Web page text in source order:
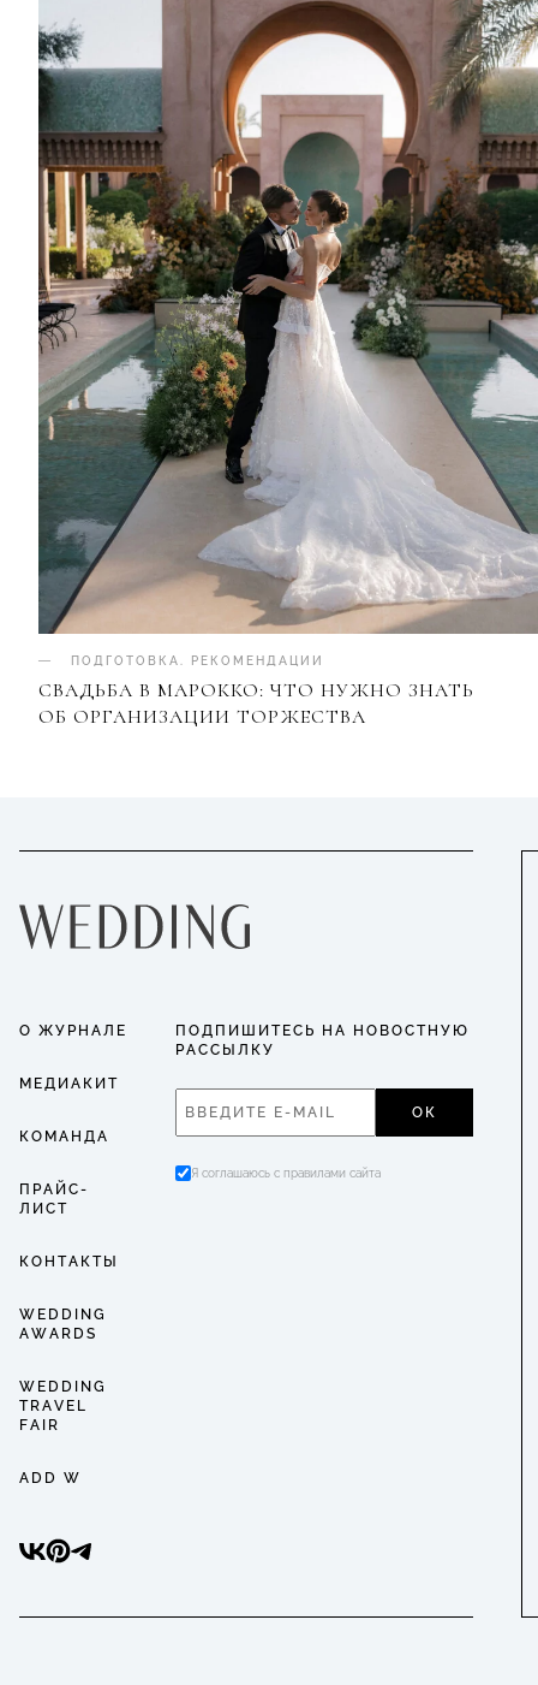
ПОДГОТОВКА. РЕКОМЕНДАЦИИ
СВАДЬБА В МАРОККО: ЧТО НУЖНО ЗНАТЬ
ОБ ОРГАНИЗАЦИИ ТОРЖЕСТВА
О ЖУРНАЛЕ
МЕДИАКИТ
КОМАНДА
ПРАЙС-
ЛИСТ
КОНТАКТЫ
WEDDING
AWARDS
WEDDING
TRAVEL
FAIR
ADD W
ПОДПИШИТЕСЬ НА НОВОСТНУЮ
РАССЫЛКУ
ОК
Я соглашаюсь с правилами сайта